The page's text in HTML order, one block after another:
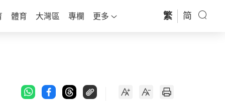
體育 大灣區 專欄 更多 繁 简